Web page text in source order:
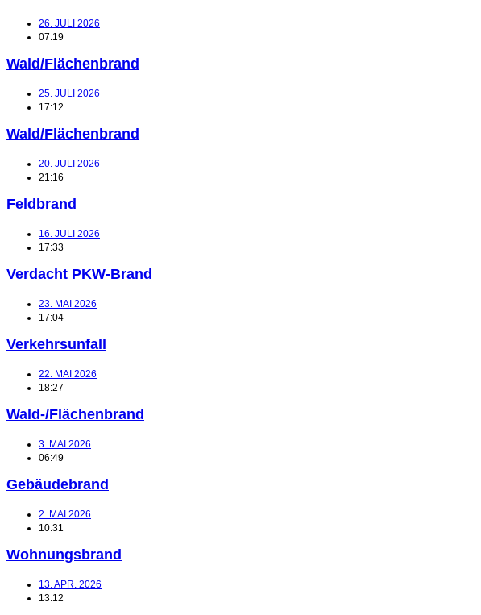
26. JULI 2026
07:19
Wald/Flächenbrand
25. JULI 2026
17:12
Wald/Flächenbrand
20. JULI 2026
21:16
Feldbrand
16. JULI 2026
17:33
Verdacht PKW-Brand
23. MAI 2026
17:04
Verkehrsunfall
22. MAI 2026
18:27
Wald-/Flächenbrand
3. MAI 2026
06:49
Gebäudebrand
2. MAI 2026
10:31
Wohnungsbrand
13. APR. 2026
13:12